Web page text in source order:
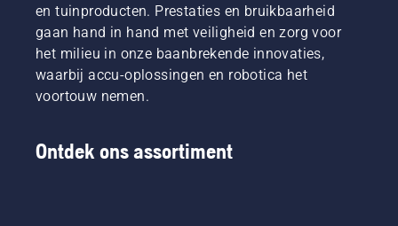
en tuinproducten. Prestaties en bruikbaarheid
gaan hand in hand met veiligheid en zorg voor
het milieu in onze baanbrekende innovaties,
waarbij accu-oplossingen en robotica het
voortouw nemen.
Ontdek ons assortiment